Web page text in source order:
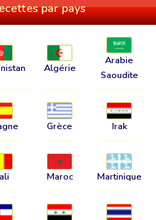
par pays
Algérie
Arabie
Saoudite
Grèce Irak
Maroc Martinique